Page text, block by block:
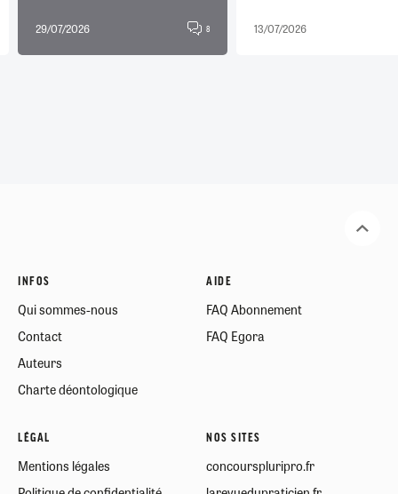
29/07/2026 8 13/07/2026
INFOS
Qui sommes-nous
Contact
Auteurs
Charte déontologique
AIDE
FAQ Abonnement
FAQ Egora
LÉGAL
Mentions légales
NOS SITES
concourspluripro.fr